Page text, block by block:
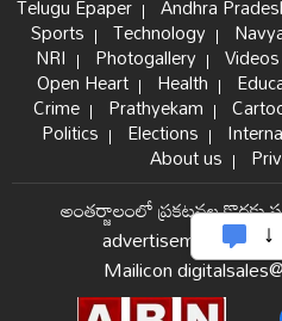
Telugu Epaper Andhra
Sports Technology
NRI Photogallery Videos
Open Heart Health
Crime Prathyekam
Politics Elections
About us
అంతర్జాలంలో ప్రకటనల కొరకు
advertisement and
Mailicon